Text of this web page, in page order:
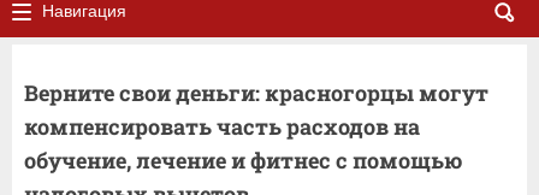
Навигация
Верните свои деньги: красногорцы могут
компенсировать часть расходов на
обучение, лечение и фитнес с помощью